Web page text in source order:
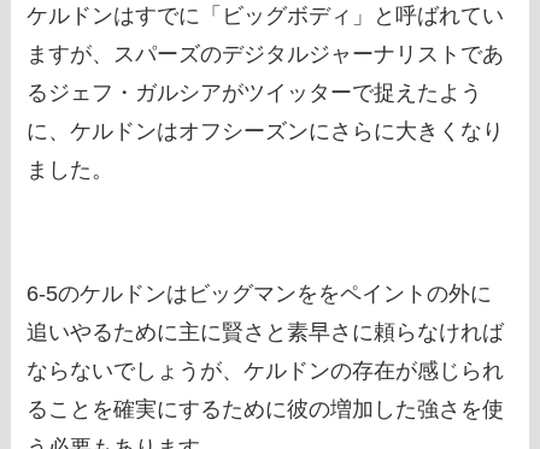
ケルドンはすでに「ビッグボディ」と呼ばれてい
ますが、スパーズのデジタルジャーナリストであ
るジェフ・ガルシアがツイッターで捉えたよう
に、ケルドンはオフシーズンにさらに大きくなり
ました。
6-5のケルドンはビッグマンををペイントの外に
追いやるために主に賢さと素早さに頼らなければ
ならないでしょうが、ケルドンの存在が感じられ
ることを確実にするために彼の増加した強さを使